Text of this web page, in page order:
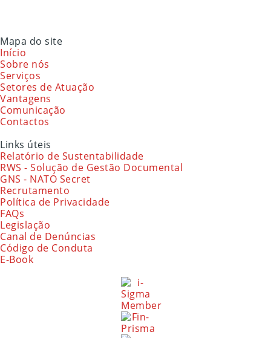
Mapa do site
Início
Sobre nós
Serviços
Setores de Atuação
Vantagens
Comunicação
Contactos
Links úteis
Relatório de Sustentabilidade
RWS - Solução de Gestão Documental
GNS - NATO Secret
Recrutamento
Política de Privacidade
FAQs
Legislação
Canal de Denúncias
Código de Conduta
E-Book